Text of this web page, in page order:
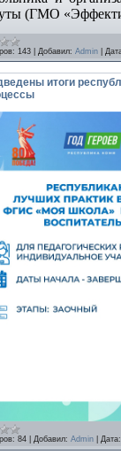
(ГМО
143 Добавил: Admin
итоги
84 Добавил: Admin Дата: